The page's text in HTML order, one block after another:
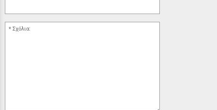
Σχόλια: